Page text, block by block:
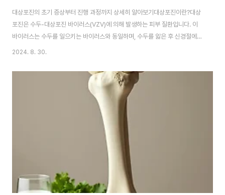
대상포진의 초기 증상부터 진행 과정까지 상세히 알아보기대상포진이란?대상
포진은 수두-대상포진 바이러스(VZV)에 의해 발생하는 피부 질환입니다. 이
바이러스는 수두를 일으키는 바이러스와 동일하며, 수두를 앓은 후 신경절에
잠복해 있다가 면역력이 약해졌을 때 재활성화되어 대상포진을 일으킵니다.미
진을 경험한다고 합니다.대상포진의 초기 증상대상포진의 초기 증상은 종종 모
호하여 다른 질환으로 오인될 수 있습니다. 주요 초기 증상은 다음과 같습니다:
피부 감각 변화: 특정 부위의 따끔거림, 화끈거림, 가려움증통증: 미미한 통증에
서 심한 통증까지 다양감각 과민: 옷이 스치는 것조차 불편할 정도의 민감함발
2024. 8. 30.